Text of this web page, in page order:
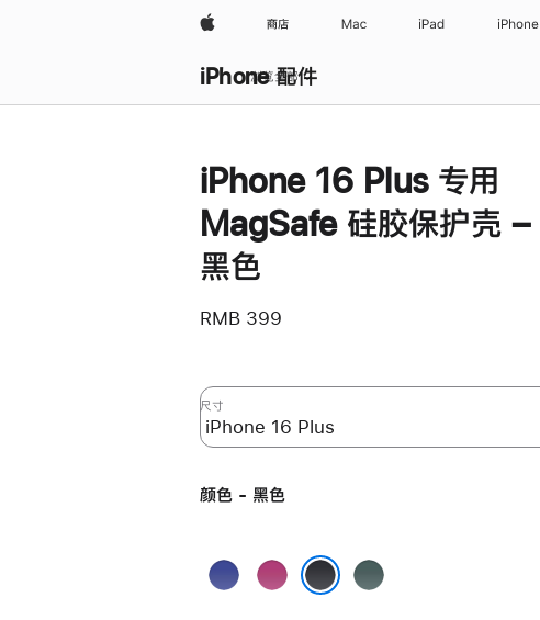
Apple 商店 Mac iPad iPhone
iPhone 配件
浏览全部
iPhone 16 Plus 专用
MagSafe 硅胶保护壳 –
黑色
RMB 399
尺寸
颜色 - 黑色
群
紫
湖